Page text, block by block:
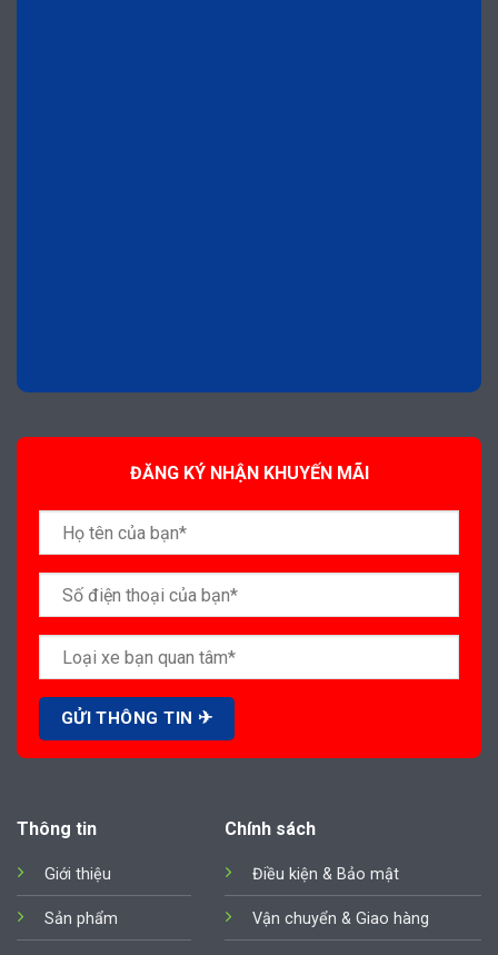
ĐĂNG KÝ NHẬN KHUYẾN MÃI
Thông tin
Giới thiệu
Sản phẩm
Chính sách
Điều kiện & Bảo mật
Vận chuyển & Giao hàng